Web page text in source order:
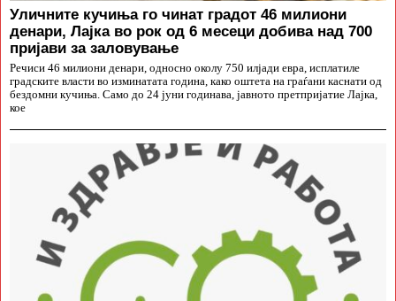
Уличните кучиња го чинат градот 46 милиони
денари, Лајка во рок од 6 месеци добива над 700
пријави за заловување
Речиси 46 милиони денари, односно околу 750 илјади евра, исплатиле
градските власти во изминатата година, како оштета на граѓани каснати од
бездомни кучиња. Само до 24 јуни годинава, јавното претпријатие Лајка,
кое